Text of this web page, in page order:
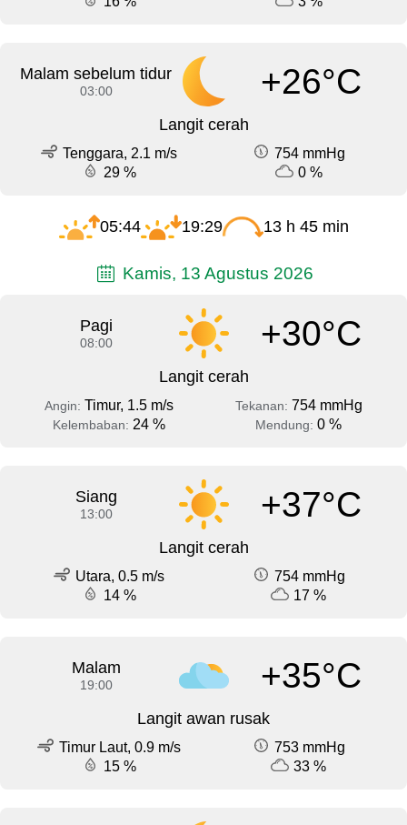
Malam sebelum tidur
03:00 +26°C
Langit cerah
Tenggara, 2.1 m/s
754 mmHg
29 %
0 %
05:44 19:29 13 h 45 min
Kamis, 13 Agustus 2026
Pagi
08:00 +30°C
Langit cerah
Angin: Timur, 1.5 m/s Tekanan: 754 mmHg
Kelembaban: 24 % Mendung: 0 %
Siang
13:00 +37°C
Langit cerah
Utara, 0.5 m/s
754 mmHg
14 %
17 %
Malam
19:00 +35°C
Langit awan rusak
Timur Laut, 0.9 m/s
753 mmHg
15 %
33 %